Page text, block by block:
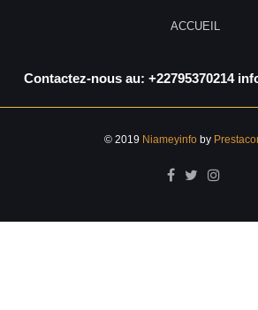
ACCUEIL
Contactez-nous au: +22795370214
© 2019 Niameyinfo by